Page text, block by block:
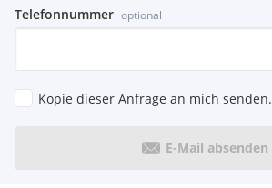
Telefonnummer optional
Kopie dieser Anfrage an mich senden.
E-Mail absenden